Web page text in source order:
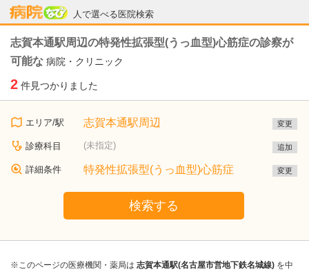
人で選べる医院検索
病院なび
志賀本通駅周辺の特発性拡張型(うっ血型)心筋症の診察が
可能な 病院・クリニック
2 件見つかりました
エリア/駅 志賀本通駅周辺 変更
診療科目 (未指定) 追加
詳細条件 特発性拡張型(うっ血型)心筋症 変更
検索する
※このページの医療機関・薬局は 志賀本通駅(名古屋市営地下鉄名城線) を中